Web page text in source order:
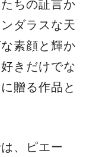
ちの証言か
ダラスな天
素顔と輝か
きだけでな
贈る作品と
、ピエー